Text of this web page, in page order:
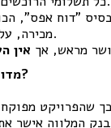
"דוח אפס",
מכירה, עלויות בנייה, והערכת רווח יזמי.
מראש, אך אין
2. מדוע הבנקים אינם דורשים שמאות?